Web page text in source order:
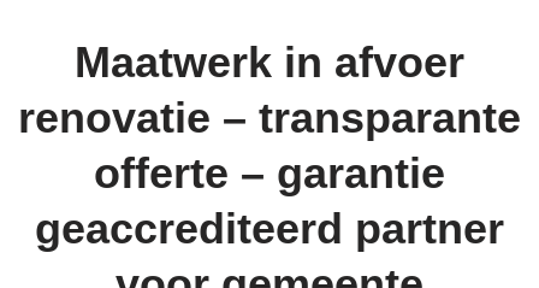
Maatwerk in afvoer
renovatie – transparante
offerte – garantie
geaccrediteerd partner